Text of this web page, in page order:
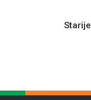
Starije